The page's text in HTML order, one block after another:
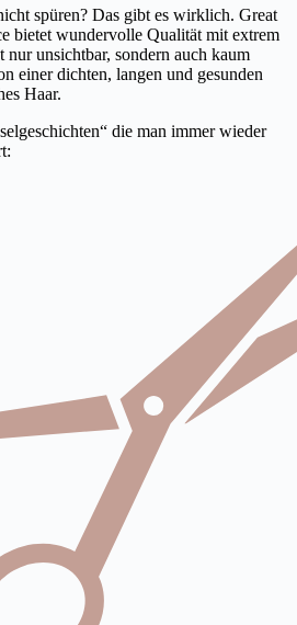
spüren? Das gibt es wirklich. Great
bietet wundervolle Qualität mit extrem
unsichtbar, sondern auch kaum
einer dichten, langen und gesunden
Haar.
die man immer wieder